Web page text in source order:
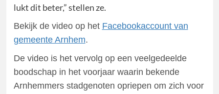
lukt dit beter,” stellen ze.
Bekijk de video op het Facebookaccount van
gemeente Arnhem.
De video is het vervolg op een veelgedeelde
boodschap in het voorjaar waarin bekende
Arnhemmers stadgenoten opriepen om zich voor